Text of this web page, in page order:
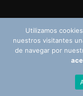
Aviso legal © Copyright
Utilizamos
nuestros visitantes
de navegar por